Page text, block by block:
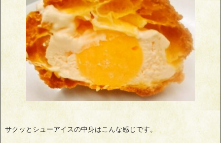
サクッとシューアイスの中身はこんな感じです。